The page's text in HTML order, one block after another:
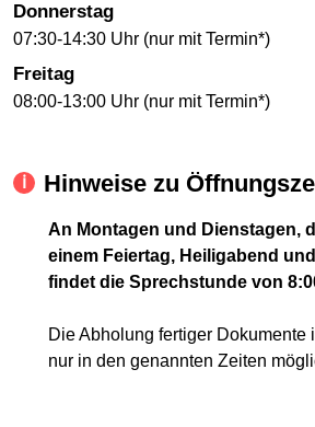
Donnerstag
07:30-14:30 Uhr (nur mit Termin*)
Freitag
08:00-13:00 Uhr (nur mit Termin*)
Hinweise zu
An Montagen und Dienstagen,
einem Feiertag, Heiligabend
findet die Sprechstunde von
Die Abholung fertiger Dokumente
nur in den genannten Zeiten